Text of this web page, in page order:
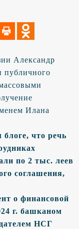
Александр
публичного
Илана
что речь
по 2 тыс. леев
соглашения,
о финансовой
г. башканом
НСГ